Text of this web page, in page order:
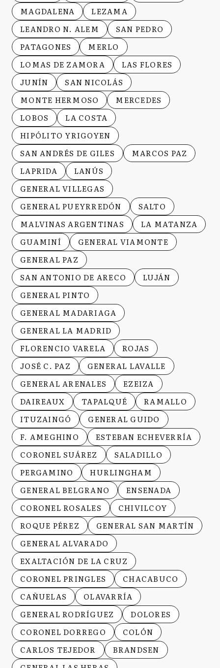
MAGDALENA
LEZAMA
LEANDRO N. ALEM
SAN PEDRO
PATAGONES
MERLO
LOMAS DE ZAMORA
LAS FLORES
JUNÍN
SAN NICOLÁS
MONTE HERMOSO
MERCEDES
LOBOS
LA COSTA
HIPÓLITO YRIGOYEN
SAN ANDRÉS DE GILES
MARCOS PAZ
LAPRIDA
LANÚS
GENERAL VILLEGAS
GENERAL PUEYRREDÓN
SALTO
MALVINAS ARGENTINAS
LA MATANZA
GUAMINÍ
GENERAL VIAMONTE
GENERAL PAZ
SAN ANTONIO DE ARECO
LUJÁN
GENERAL PINTO
GENERAL MADARIAGA
GENERAL LA MADRID
FLORENCIO VARELA
ROJAS
JOSÉ C. PAZ
GENERAL LAVALLE
GENERAL ARENALES
EZEIZA
DAIREAUX
TAPALQUÉ
RAMALLO
ITUZAINGÓ
GENERAL GUIDO
F. AMEGHINO
ESTEBAN ECHEVERRÍA
CORONEL SUÁREZ
SALADILLO
PERGAMINO
HURLINGHAM
GENERAL BELGRANO
ENSENADA
CORONEL ROSALES
CHIVILCOY
ROQUE PÉREZ
GENERAL SAN MARTÍN
GENERAL ALVARADO
EXALTACIÓN DE LA CRUZ
CORONEL PRINGLES
CHACABUCO
CAÑUELAS
OLAVARRÍA
GENERAL RODRÍGUEZ
DOLORES
CORONEL DORREGO
COLÓN
CARLOS TEJEDOR
BRANDSEN